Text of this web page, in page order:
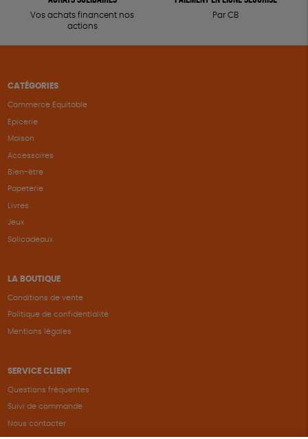
Vos achats financent nos
actions
Par CB
CATÉGORIES
Commerce Equitable
Epicerie
Maison
Accessoires
Bien-être
Papeterie
Livres
Jeux
Solicadeaux
LA BOUTIQUE
Conditions de vente
Politique de confidentialité
Mentions légales
SERVICE CLIENT
Questions fréquentes
Suivi de commande
Nous contacter